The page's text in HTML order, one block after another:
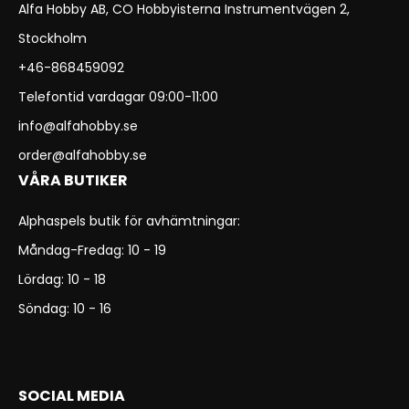
Alfa Hobby AB, CO Hobbyisterna Instrumentvägen 2,
Stockholm
+46-868459092
Telefontid vardagar 09:00-11:00
info@alfahobby.se
order@alfahobby.se
VÅRA BUTIKER
Alphaspels butik för avhämtningar:
Måndag-Fredag: 10 - 19
Lördag: 10 - 18
Söndag: 10 - 16
SOCIAL MEDIA